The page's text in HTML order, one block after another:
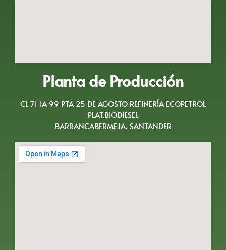
Planta de Producción
CL 71 1A 99 PTA 25 DE AGOSTO REFINERÍA ECOPETROL
PLAT.BIODIESEL
BARRANCABERMEJA, SANTANDER